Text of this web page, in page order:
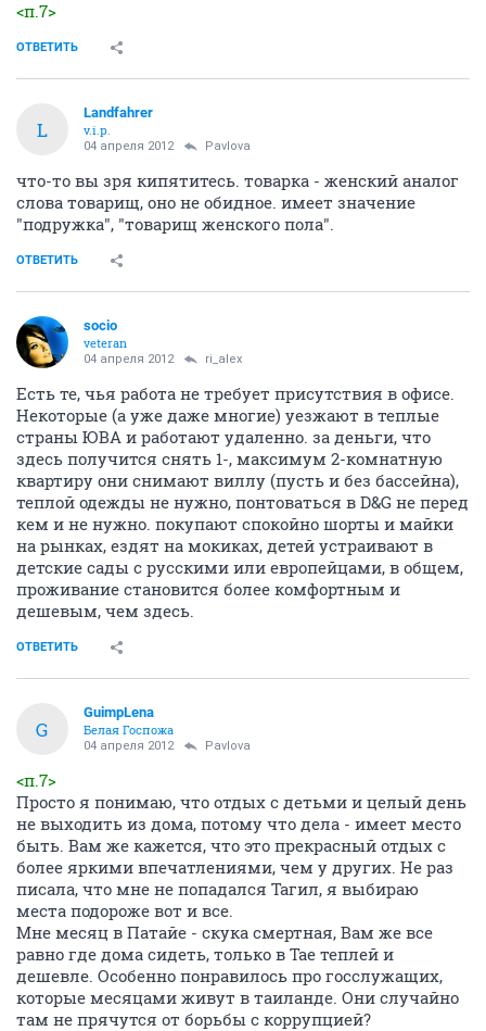
<п.7>
ОТВЕТИТЬ
L
Landfahrer
v.i.p.
04 апреля 2012 Pavlova
что-то вы зря кипятитесь. товарка - женский аналог
слова товарищ, оно не обидное. имеет значение
"подружка", "товарищ женского пола".
ОТВЕТИТЬ
socio
veteran
04 апреля 2012 ri_alex
Есть те, чья работа не требует присутствия в офисе.
Некоторые (а уже даже многие) уезжают в теплые
страны ЮВА и работают удаленно. за деньги, что
здесь получится снять 1-, максимум 2-комнатную
квартиру они снимают виллу (пусть и без бассейна),
теплой одежды не нужно, понтоваться в D&G не перед
кем и не нужно. покупают спокойно шорты и майки
на рынках, ездят на мокиках, детей устраивают в
детские сады с русскими или европейцами, в общем,
проживание становится более комфортным и
дешевым, чем здесь.
ОТВЕТИТЬ
G
GuimpLena
Белая Госпожа
04 апреля 2012 Pavlova
<п.7>
Просто я понимаю, что отдых с детьми и целый день
не выходить из дома, потому что дела - имеет место
быть. Вам же кажется, что это прекрасный отдых с
более яркими впечатлениями, чем у других. Не раз
писала, что мне не попадался Тагил, я выбираю
места подороже вот и все.
Мне месяц в Патайе - скука смертная, Вам же все
равно где дома сидеть, только в Тае теплей и
дешевле. Особенно понравилось про госслужащих,
которые месяцами живут в таиланде. Они случайно
там не прячутся от борьбы с коррупцией?